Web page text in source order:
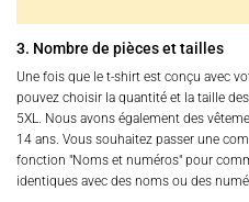
3. Nombre de pièces et tailles
Une fois que le t-shirt est conçu avec
pouvez choisir la quantité et la taille
5XL. Nous avons également des
14 ans. Vous souhaitez passer une
fonction "Noms et numéros" pour
identiques avec des noms ou des